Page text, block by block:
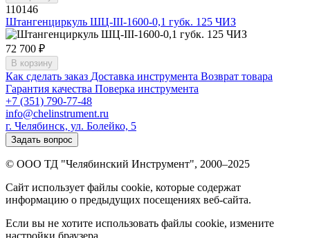
110146
Штангенциркуль ШЦ-III-1600-0,1 губк. 125 ЧИЗ
72 700 ₽
В корзину
Как сделать заказ Доставка инструмента Возврат товара
Гарантия качества Поверка инструмента
+7 (351) 790-77-48
info@chelinstrument.ru
г. Челябинск, ул. Болейко, 5
Задать вопрос
© ООО ТД "Челябинский Инструмент", 2000–2025
Сайт использует файлы cookie, которые содержат
информацию о предыдущих посещениях веб-сайта.
Если вы не хотите использовать файлы cookie, измените